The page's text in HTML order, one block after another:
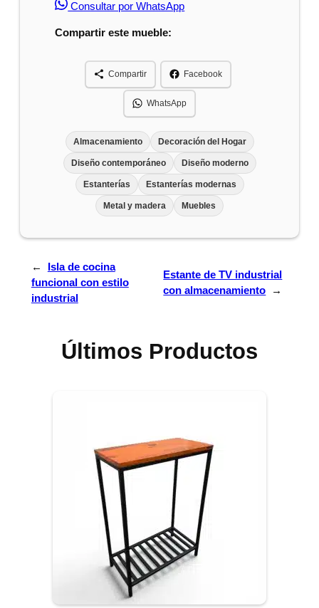
Consultar por WhatsApp
Compartir este mueble:
Compartir Facebook
WhatsApp
Almacenamiento Decoración del Hogar
Diseño contemporáneo Diseño moderno
Estanterías Estanterías modernas
Metal y madera Muebles
←
Isla de cocina
funcional con estilo
industrial
Estante de TV industrial
con almacenamiento
→
Últimos Productos